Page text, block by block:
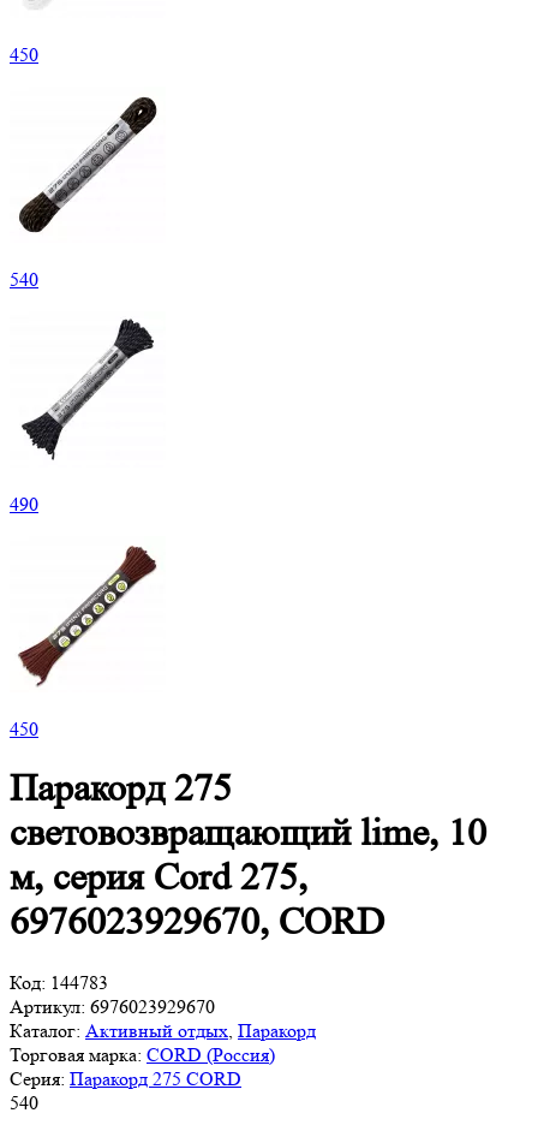
450
540
490
450
Паракорд 275
световозвращающий lime, 10
м, серия Cord 275,
6976023929670, CORD
Код: 144783
Артикул: 6976023929670
Каталог: Активный отдых Паракорд
Торговая марка: CORD (Россия)
Серия: Паракорд 275 CORD
540